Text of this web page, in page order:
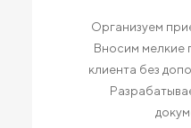
Организуем
Вносим мелкие
клиента без